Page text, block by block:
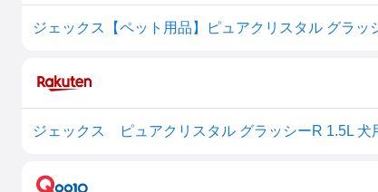
ジェックス【ペット用品】ピュアクリスタル グラッ
ジェックス ピュアクリスタル グラッシーR 1.5L 犬